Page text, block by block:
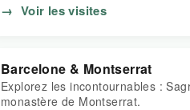
→ Voir les visites
Barcelone & Montserrat
Explorez les incontournables :
monastère de Montserrat.